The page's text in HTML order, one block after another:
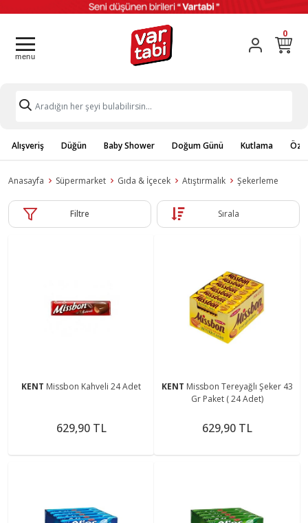
0
Alışveriş Düğün Baby Shower Doğum Günü Kutlama
Anasayfa Süpermarket Gıda & İçecek Atıştırmalık Şekerleme
Filtre Sırala
KENT Missbon Kahveli 24 Adet
629,90 TL
KENT Missbon Tereyağlı Şeker 43
Gr Paket ( 24 Adet)
629,90 TL